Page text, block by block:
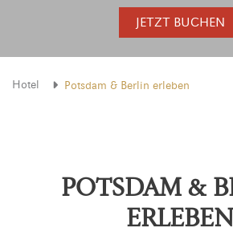
JETZT BUCHEN
Hotel Potsdam & Berlin erleben
POTSDAM &
ERLEBEN